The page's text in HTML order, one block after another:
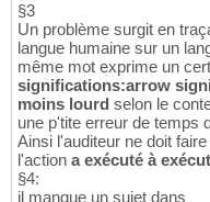
§3
Un problème surgit en
langue humaine sur un
même mot exprime un
significations:arrow
moins lourd selon le
une p'tite erreur de temps
Ainsi l'auditeur ne doit
l'action a exécuté à
§4:
il manque un sujet dans